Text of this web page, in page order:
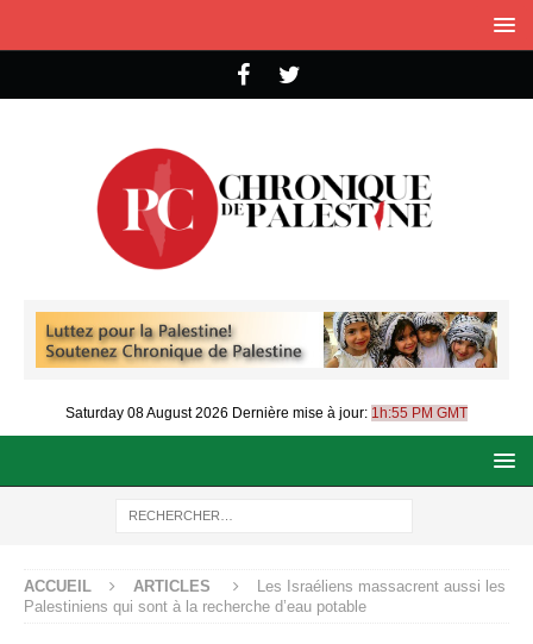
Saturday 08 August 2026 Dernière mise à jour: 1h:55 PM GMT
ACCUEIL ARTICLES
Les Israéliens massacrent aussi les
Palestiniens qui sont à la recherche d’eau potable